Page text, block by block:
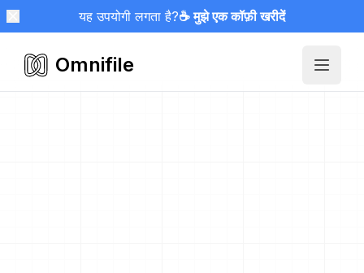
यह उपयोगी लगता है?☕ मुझे एक कॉफ़ी खरीदें
Omnifile